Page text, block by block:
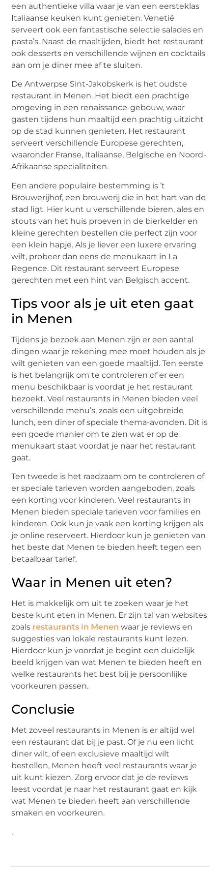
een authentieke villa waar je van een eersteklas
Italiaanse keuken kunt genieten. Venetië
serveert ook een fantastische selectie salades en
pasta’s. Naast de maaltijden, biedt het restaurant
ook desserts en verschillende wijnen en cocktails
aan om je diner mee af te sluiten.
De Antwerpse Sint-Jakobskerk is het oudste
restaurant in Menen. Het biedt een prachtige
omgeving in een renaissance-gebouw, waar
gasten tijdens hun maaltijd een prachtig uitzicht
op de stad kunnen genieten. Het restaurant
serveert verschillende Europese gerechten,
waaronder Franse, Italiaanse, Belgische en Noord-
Afrikaanse specialiteiten.
Een andere populaire bestemming is ’t
Brouwerijhof, een brouwerij die in het hart van de
stad ligt. Hier kunt u verschillende bieren, ales en
stouts van het huis proeven in de bierkelder en
kleine gerechten bestellen die perfect zijn voor
een klein hapje. Als je liever een luxere ervaring
wilt, probeer dan eens de menukaart in La
Regence. Dit restaurant serveert Europese
gerechten met een hint van Belgisch accent.
Tips voor als je uit eten gaat
in Menen
Tijdens je bezoek aan Menen zijn er een aantal
dingen waar je rekening mee moet houden als je
wilt genieten van een goede maaltijd. Ten eerste
is het belangrijk om te controleren of er een
menu beschikbaar is voordat je het restaurant
bezoekt. Veel restaurants in Menen bieden veel
verschillende menu’s, zoals een uitgebreide
lunch, een diner of speciale thema-avonden. Dit is
een goede manier om te zien wat er op de
menukaart staat voordat je naar het restaurant
gaat.
Ten tweede is het raadzaam om te controleren of
er speciale tarieven worden aangeboden, zoals
een korting voor kinderen. Veel restaurants in
Menen bieden speciale tarieven voor families en
kinderen. Ook kun je vaak een korting krijgen als
je online reserveert. Hierdoor kun je genieten van
het beste dat Menen te bieden heeft tegen een
betaalbaar tarief.
Waar in Menen uit eten?
Het is makkelijk om uit te zoeken waar je het
beste kunt eten in Menen. Er zijn tal van websites
zoals restaurants in Menen waar je reviews en
suggesties van lokale restaurants kunt lezen.
Hierdoor kun je voordat je begint een duidelijk
beeld krijgen van wat Menen te bieden heeft en
welke restaurants het best bij je persoonlijke
voorkeuren passen.
Conclusie
Met zoveel restaurants in Menen is er altijd wel
een restaurant dat bij je past. Of je nu een licht
diner wilt, of een exclusieve maaltijd wilt
bestellen, Menen heeft veel restaurants waar je
uit kunt kiezen. Zorg ervoor dat je de reviews
leest voordat je naar het restaurant gaat en kijk
wat Menen te bieden heeft aan verschillende
smaken en voorkeuren.
.